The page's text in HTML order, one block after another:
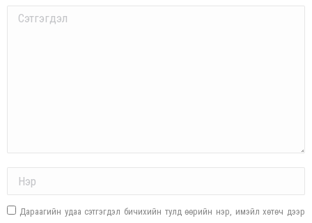
Comment
Дараагийн удаа сэтгэгдэл бичихийн тулд өөрийн нэр, имэйл хөтөч дээр